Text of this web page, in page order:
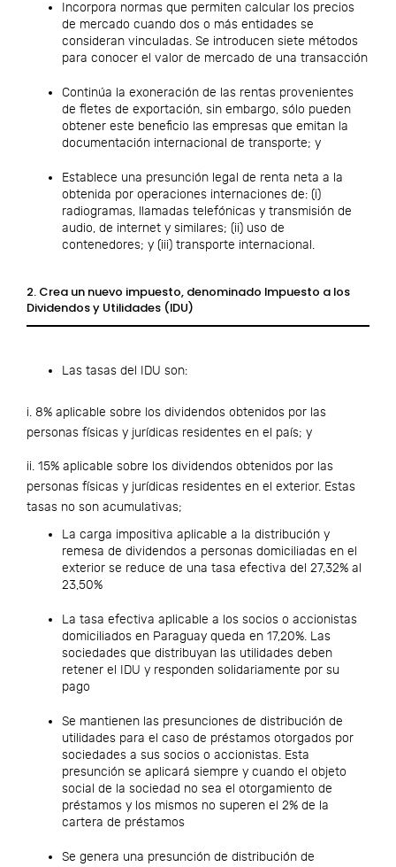
Incorpora normas que permiten calcular los precios
de mercado cuando dos o más entidades se
consideran vinculadas. Se introducen siete métodos
para conocer el valor de mercado de una transacción
Continúa la exoneración de las rentas provenientes
de fletes de exportación, sin embargo, sólo pueden
obtener este beneficio las empresas que emitan la
documentación internacional de transporte; y
Establece una presunción legal de renta neta a la
obtenida por operaciones internaciones de: (i)
radiogramas, llamadas telefónicas y transmisión de
audio, de internet y similares; (ii) uso de
contenedores; y (iii) transporte internacional.
2. Crea un nuevo impuesto, denominado Impuesto a los
Dividendos y Utilidades (IDU)
Las tasas del IDU son:
i. 8% aplicable sobre los dividendos obtenidos por las
personas físicas y jurídicas residentes en el país; y
ii. 15% aplicable sobre los dividendos obtenidos por las
personas físicas y jurídicas residentes en el exterior. Estas
tasas no son acumulativas;
La carga impositiva aplicable a la distribución y
remesa de dividendos a personas domiciliadas en el
exterior se reduce de una tasa efectiva del 27,32% al
23,50%
La tasa efectiva aplicable a los socios o accionistas
domiciliados en Paraguay queda en 17,20%. Las
sociedades que distribuyan las utilidades deben
retener el IDU y responden solidariamente por su
pago
Se mantienen las presunciones de distribución de
utilidades para el caso de préstamos otorgados por
sociedades a sus socios o accionistas. Esta
presunción se aplicará siempre y cuando el objeto
social de la sociedad no sea el otorgamiento de
préstamos y los mismos no superen el 2% de la
cartera de préstamos
Se genera una presunción de distribución de